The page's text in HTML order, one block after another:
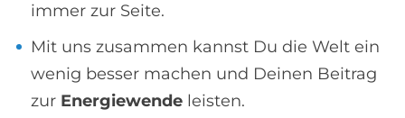
immer zur Seite.
Mit uns zusammen kannst Du die Welt ein
wenig besser machen und Deinen Beitrag
zur Energiewende leisten.